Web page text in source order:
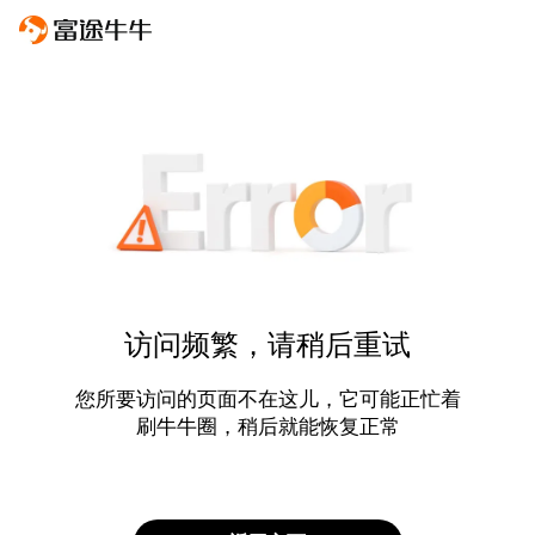
访问频繁，请稍后重试
您所要访问的页面不在这儿，它可能正忙着
刷牛牛圈，稍后就能恢复正常